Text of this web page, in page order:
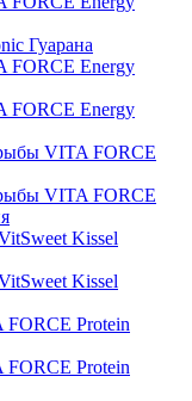
Гуарана
FORCE Energy
FORCE Energy
VITA FORCE
VITA FORCE
Kissel
Kissel
Protein
Protein